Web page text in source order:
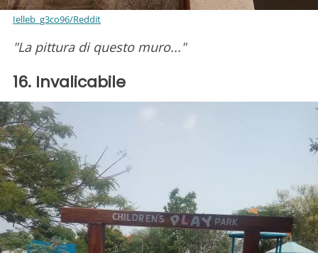
Ielleb_g3co96/Reddit
"La pittura di questo muro..."
16. Invalicabile